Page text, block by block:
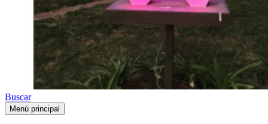
Buscar
Menú principal